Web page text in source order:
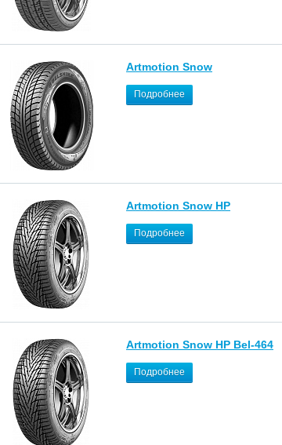
Artmotion Snow
Подробнее
Artmotion Snow HP
Подробнее
Artmotion Snow HP Bel-464
Подробнее